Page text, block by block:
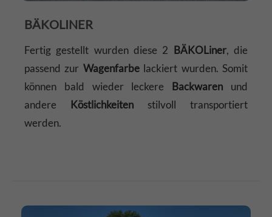
BÄKOLINER
Fertig gestellt wurden diese 2 BÄKOLiner, die
passend zur Wagenfarbelackiert wurden. Somit
können bald wieder leckere Backwaren und
andere Köstlichkeiten stilvoll transportiert
werden.